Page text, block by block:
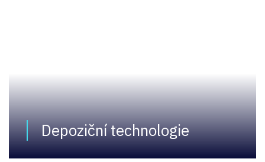
Depoziční technologie